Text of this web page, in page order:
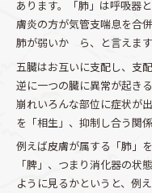
あります。「肺」は呼吸器
膚炎の方が気管支喘息を合
肺が弱いか ら、と言えます
五臓はお互いに支配し、支
逆に一つの臓に異常が起き
崩れいろんな部位に症状が
を「相生」、抑制し合う関
例えば皮膚が属する「肺」
「脾」、つまり消化器の状
ように見るかというと、例